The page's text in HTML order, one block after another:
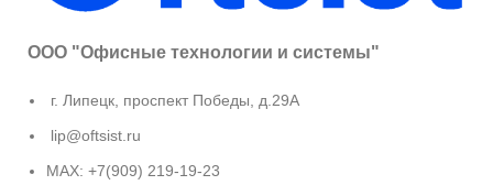
ООО "Офисные технологии и системы"
г. Липецк, проспект Победы, д.29А
lip@oftsist.ru
МАХ: +7(909) 219-19-23